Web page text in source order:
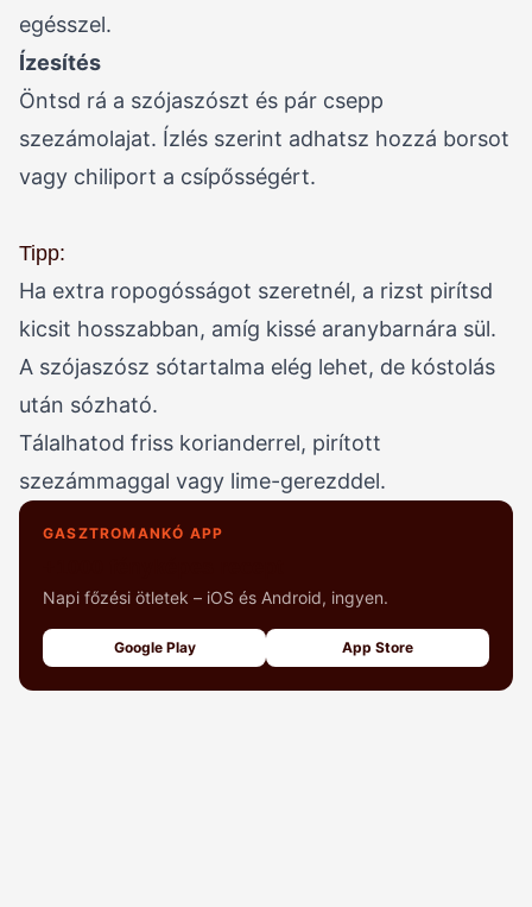
egésszel.
Ízesítés
Öntsd rá a szójaszószt és pár csepp
szezámolajat. Ízlés szerint adhatsz hozzá borsot
vagy chiliport a csípősségért.
Tipp:
Ha extra ropogósságot szeretnél, a rizst pirítsd
kicsit hosszabban, amíg kissé aranybarnára sül.
A szójaszósz sótartalma elég lehet, de kóstolás
után sózható.
Tálalhatod friss korianderrel, pirított
szezámmaggal vagy lime-gerezddel.
GASZTROMANKÓ APP
Napi főzési ötletek – iOS és Android, ingyen.
Google Play App Store